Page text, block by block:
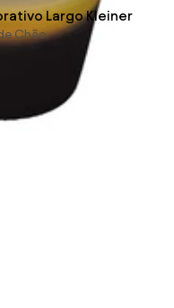
Vaso de Chão Decorativo Largo Kleiner
Chão